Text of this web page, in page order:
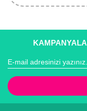
Goji Berry Fidanı
Hünnap Fidanı
Kapari Gebre Otu